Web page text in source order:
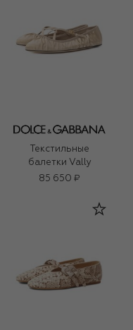
Текстильные
балетки Vally
85 650 ₽